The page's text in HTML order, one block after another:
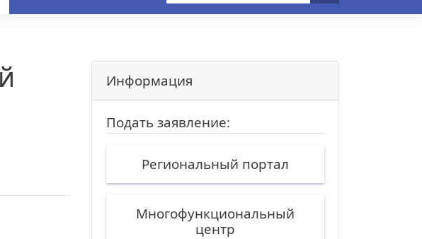
Информация
Подать заявление:
Региональный портал
Многофункциональный
центр